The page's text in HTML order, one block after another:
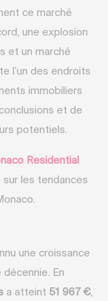
ce marché
une explosion
et un marché
l’un des endroits
immobiliers
et de
potentiels.
Residential
sur les tendances
une croissance
En
a atteint 51 967 €,